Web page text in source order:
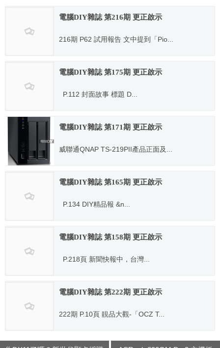
電腦DIY雜誌 第216期 更正啟示
216期 P62 試用報告 文中提到「Pio...
電腦DIY雜誌 第175期 更正啟示
P.112 封面故事 標題 D...
2012.02.09
電腦DIY雜誌 第171期 更正啟示
威聯通QNAP TS-219PII產品正面及...
電腦DIY雜誌 第165期 更正啟示
P.134 DIY精品報 &n...
電腦DIY雜誌 第158期 更正啟示
P.218頁 新聞快報中，台灣...
電腦DIY雜誌 第222期 更正啟示
222期 P.10頁 靚品大觀-「OCZ T...